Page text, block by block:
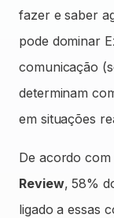
fazer e saber
pode dominar
comunicação
determinam
em situações
De acordo com
Review, 58%
ligado a essas